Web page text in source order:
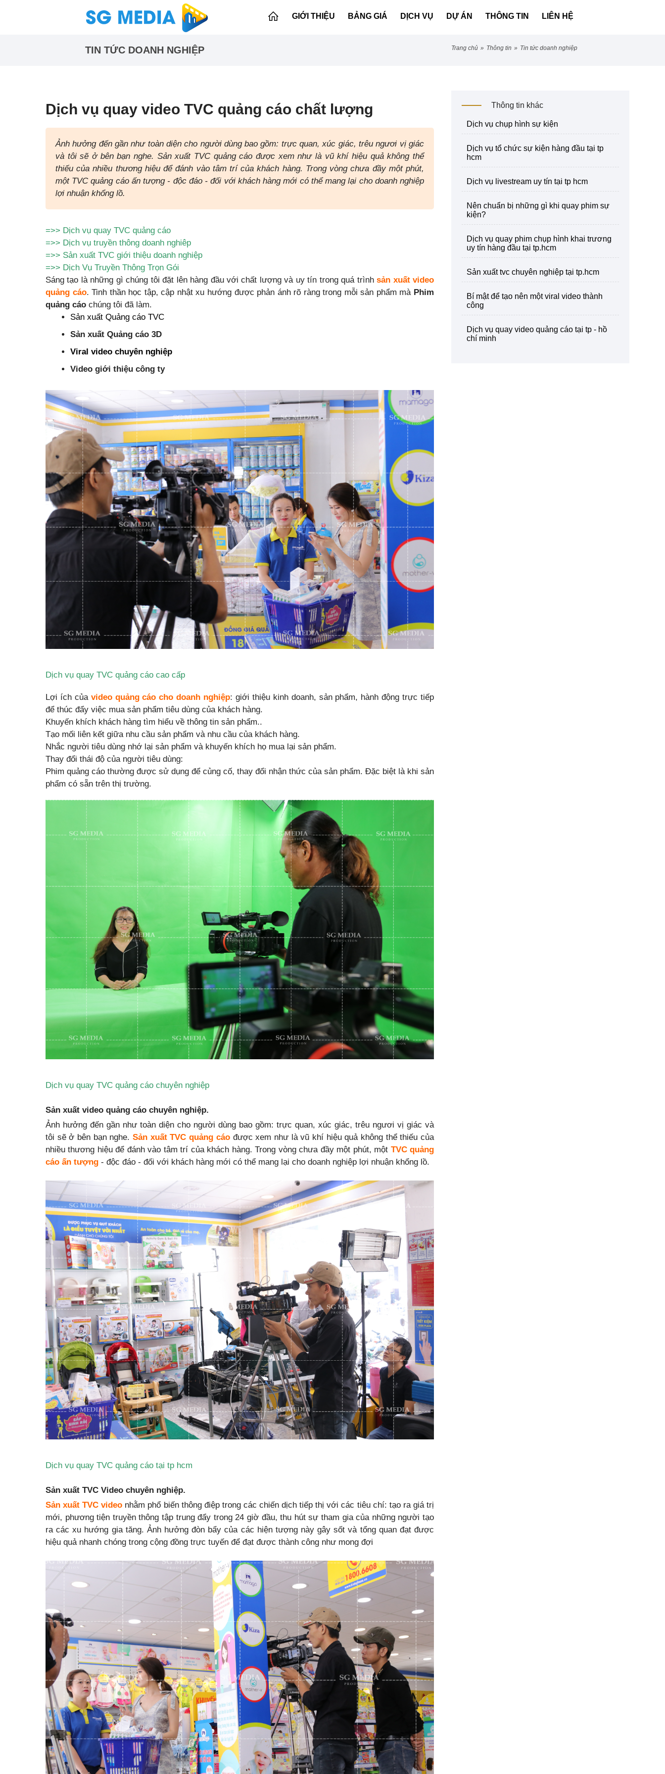
GIỚI THIỆU BẢNG GIÁ DỊCH VỤ DỰ ÁN THÔNG TIN LIÊN HỆ
TIN TỨC DOANH NGHIỆP trang chủ » thông tin » tin tức doanh nghiệp
Dịch vụ quay video TVC quảng cáo chất lượng
Ảnh hưởng đến gần như toàn diện cho người dùng bao gồm: trực quan, xúc giác, trêu ngươi vị giác
và tôi sẽ ở bên bạn nghe. Sản xuất TVC quảng cáo được xem như là vũ khí hiệu quả không thể
thiếu của nhiều thương hiệu để đánh vào tâm trí của khách hàng. Trong vòng chưa đầy một phút,
một TVC quảng cáo ấn tượng - độc đáo - đối với khách hàng mới có thể mang lại cho doanh nghiệp
lợi nhuận khổng lồ.
=>> Dịch vụ quay TVC quảng cáo
=>> Dịch vụ truyền thông doanh nghiêp
=>> Sản xuất TVC giới thiệu doanh nghiệp
=>> Dịch Vụ Truyền Thông Trọn Gói
Sáng tạo là những gì chúng tôi đặt lên hàng đầu với chất lượng và uy tín trong quá trình sản xuất video
quảng cáo. Tinh thần học tập, cập nhật xu hướng được phản ánh rõ ràng trong mỗi sản phẩm mà Phim
quảng cáo chúng tôi đã làm.
Sản xuất Quảng cáo TVC
Sản xuất Quảng cáo 3D
Viral video chuyên nghiệp
Video giới thiệu công ty
Dịch vụ quay TVC quảng cáo cao cấp
Lợi ích của video quảng cáo cho doanh nghiệp: giới thiệu kinh doanh, sản phẩm, hành động trực tiếp
để thúc đẩy việc mua sản phẩm tiêu dùng của khách hàng.
Khuyến khích khách hàng tìm hiểu về thông tin sản phẩm..
Tạo mối liên kết giữa nhu cầu sản phẩm và nhu cầu của khách hàng.
Nhắc người tiêu dùng nhớ lại sản phẩm và khuyến khích họ mua lại sản phẩm.
Thay đổi thái độ của người tiêu dùng:
Phim quảng cáo thường được sử dụng để củng cố, thay đổi nhận thức của sản phẩm. Đặc biệt là khi sản
phẩm có sẵn trên thị trường.
Dịch vụ quay TVC quảng cáo chuyên nghiệp
Sản xuất video quảng cáo chuyên nghiệp.
Ảnh hưởng đến gần như toàn diện cho người dùng bao gồm: trực quan, xúc giác, trêu ngươi vị giác và
tôi sẽ ở bên bạn nghe. Sản xuất TVC quảng cáo được xem như là vũ khí hiệu quả không thể thiếu của
nhiều thương hiệu để đánh vào tâm trí của khách hàng. Trong vòng chưa đầy một phút, một TVC quảng
cáo ấn tượng - độc đáo - đối với khách hàng mới có thể mang lại cho doanh nghiệp lợi nhuận khổng lồ.
Dịch vụ quay TVC quảng cáo tại tp hcm
Sản xuất TVC Video chuyên nghiệp.
Sản xuất TVC video nhằm phổ biến thông điệp trong các chiến dịch tiếp thị với các tiêu chí: tạo ra giá trị
mới, phương tiện truyền thông tập trung đẩy trong 24 giờ đầu, thu hút sự tham gia của những người tạo
ra các xu hướng gia tăng. Ảnh hưởng đòn bẩy của các hiện tượng này gây sốt và tổng quan đạt được
hiệu quả nhanh chóng trong cộng đồng trực tuyến để đạt được thành công như mong đợi
Thông tin khác
dịch vụ chụp hình sự kiện
dịch vụ tổ chức sự kiện hàng đầu tại tp
hcm
dịch vụ livestream uy tín tại tp hcm
nên chuẩn bị những gì khi quay phim sự
kiện?
dịch vụ quay phim chụp hình khai trương
uy tín hàng đầu tại tp.hcm
sản xuất tvc chuyên nghiệp tại tp.hcm
bí mật để tạo nên một viral video thành
công
dịch vụ quay video quảng cáo tại tp - hồ
chí minh